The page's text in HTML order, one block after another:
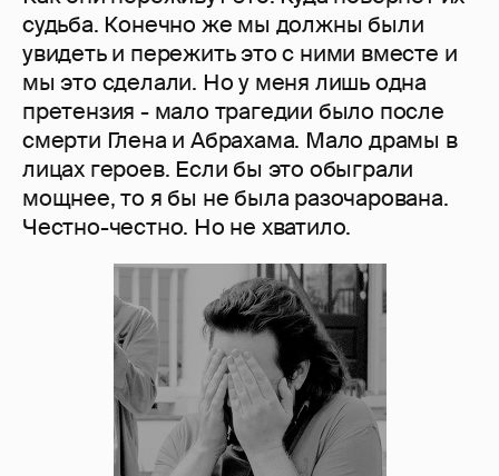
судьба. Конечно же мы должны были
увидеть и пережить это с ними вместе и
мы это сделали. Но у меня лишь одна
претензия - мало трагедии было после
смерти Глена и Абрахама. Мало драмы в
лицах героев. Если бы это обыграли
мощнее, то я бы не была разочарована.
Честно-честно. Но не хватило.